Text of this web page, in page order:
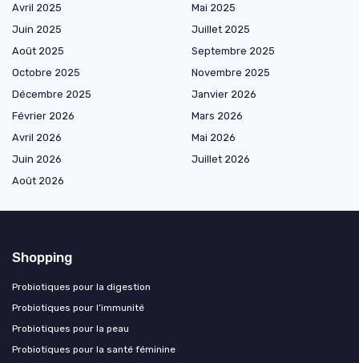
Avril 2025
Mai 2025
Juin 2025
Juillet 2025
Août 2025
Septembre 2025
Octobre 2025
Novembre 2025
Décembre 2025
Janvier 2026
Février 2026
Mars 2026
Avril 2026
Mai 2026
Juin 2026
Juillet 2026
Août 2026
Shopping
Probiotiques pour la digestion
Probiotiques pour l’immunité
Probiotiques pour la peau
Probiotiques pour la santé féminine